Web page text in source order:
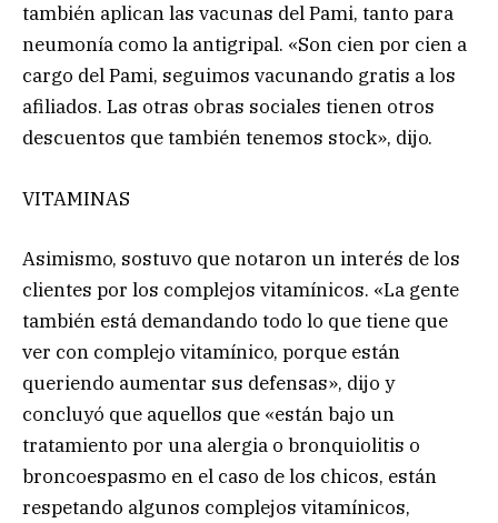
también aplican las vacunas del Pami, tanto para
neumonía como la antigripal. «Son cien por cien a
cargo del Pami, seguimos vacunando gratis a los
afiliados. Las otras obras sociales tienen otros
descuentos que también tenemos stock», dijo.
VITAMINAS
Asimismo, sostuvo que notaron un interés de los
clientes por los complejos vitamínicos. «La gente
también está demandando todo lo que tiene que
ver con complejo vitamínico, porque están
queriendo aumentar sus defensas», dijo y
concluyó que aquellos que «están bajo un
tratamiento por una alergia o bronquiolitis o
broncoespasmo en el caso de los chicos, están
respetando algunos complejos vitamínicos,